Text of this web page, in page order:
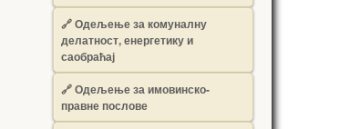
🔗Одељење за комуналну
делатност, енергетику и
саобраћај
🔗Одељење за имовинско-
правне послове